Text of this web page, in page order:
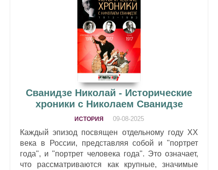
Сванидзе Николай - Исторические
хроники с Николаем Сванидзе
ИСТОРИЯ 09-08-2025
Каждый эпизод посвящен отдельному году XX
века в России, представляя собой и "портрет
года", и "портрет человека года". Это означает,
что рассматриваются как крупные, значимые